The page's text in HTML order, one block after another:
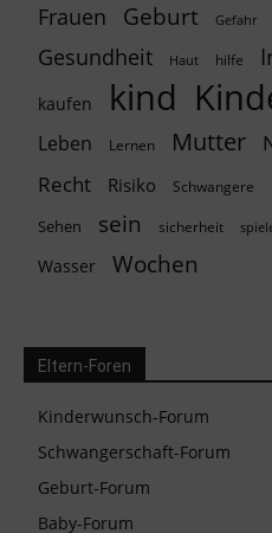
Frauen Geburt Gefahr
Gesundheit
Haut hilfe
kaufen kind
Leben Lernen Mutter
Recht Risiko Schwangere
Sehen sein sicherheit
Wasser Wochen
Eltern-Foren
Kinderwunsch-Forum
Schwangerschaft-Forum
Geburt-Forum
Baby-Forum